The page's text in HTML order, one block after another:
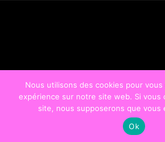
© COPYRIGHTLA
Nous utilisons des cookies pour vous
expérience sur notre site web. Si vous
site, nous supposerons que vous
Ok